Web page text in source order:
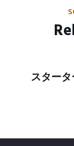
スター